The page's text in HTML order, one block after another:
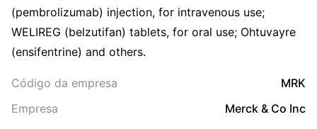
(pembrolizumab) injection, for intravenous use;
WELIREG (belzutifan) tablets, for oral use; Ohtuvayre
(ensifentrine) and others.
Código da empresa
MRK
Empresa
Merck & Co Inc